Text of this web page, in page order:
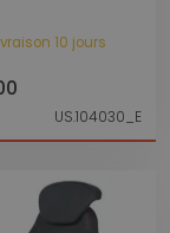
10 jours
US.104030_E